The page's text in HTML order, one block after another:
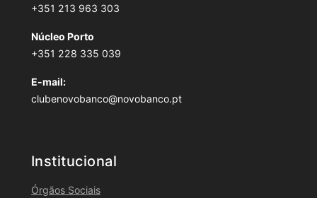
+351 213 963 303
Núcleo Porto
+351 228 335 039
E-mail:
clubenovobanco@novobanco.pt
Institucional
Órgãos Sociais